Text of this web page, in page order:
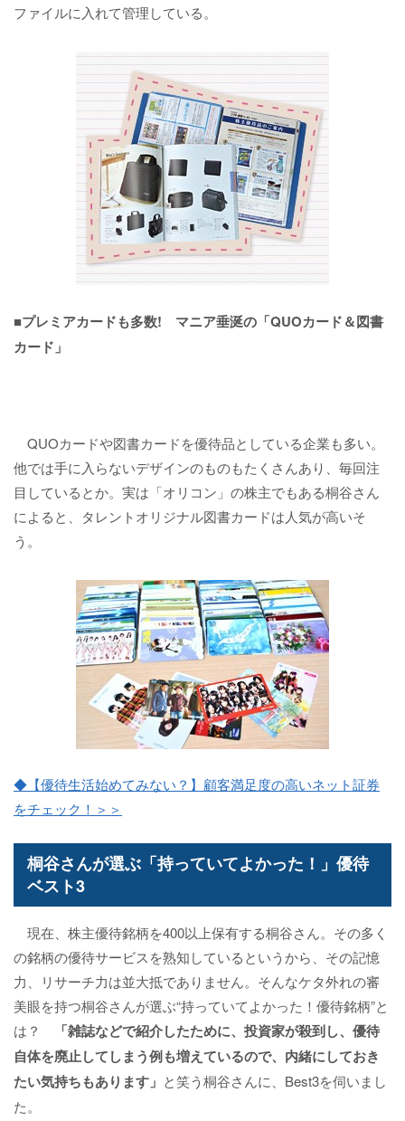
ファイルに入れて管理している。
■プレミアカードも多数! マニア垂涎の「QUOカード＆図書
カード」
QUOカードや図書カードを優待品としている企業も多い。
他では手に入らないデザインのものもたくさんあり、毎回注
目しているとか。実は「オリコン」の株主でもある桐谷さん
によると、タレントオリジナル図書カードは人気が高いそ
う。
◆【優待生活始めてみない？】顧客満足度の高いネット証券
をチェック！＞＞
桐谷さんが選ぶ「持っていてよかった！」優待
ベスト3
現在、株主優待銘柄を400以上保有する桐谷さん。その多く
の銘柄の優待サービスを熟知しているというから、その記憶
力、リサーチ力は並大抵でありません。そんなケタ外れの審
美眼を持つ桐谷さんが選ぶ“持っていてよかった！優待銘柄”と
は？
「雑誌などで紹介したために、投資家が殺到し、優待
自体を廃止してしまう例も増えているので、内緒にしておき
たい気持ちもあります」 と笑う桐谷さんに、Best3を伺いまし
た。